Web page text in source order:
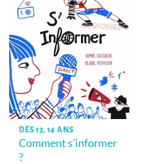
DÈS 13, 14 ANS
Comment s’informer
?